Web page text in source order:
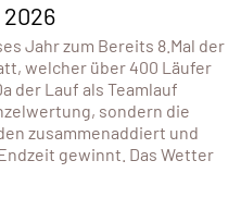
Jahr zum Bereits 8.Mal der
welcher über 400 Läufer
der Lauf als Teamlauf
sondern die
zusammenaddiert und
gewinnt. Das Wetter